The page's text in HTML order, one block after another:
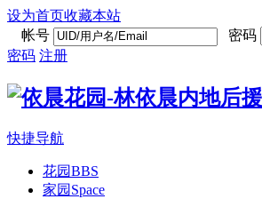
设为首页收藏本站
帐号
密码
密码 注册
快捷导航
花园BBS
家园 Space